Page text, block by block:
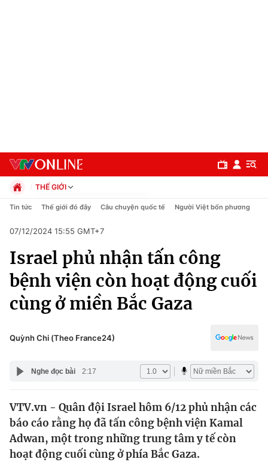
Chuyên mục
Chính trị
Xã hội
Pháp luật
Y tế
Thế giới
Tin tức
Thế giới đó đây
Kinh tế
THẾ GIỚI
Chính trị
Pháp luật
Kinh tế
Thể thao
Truyền hình
Văn hóa - Giải trí
Y tế
Công nghệ
Tin tức Thế giới đó đây Câu chuyện quốc tế Người Việt bốn phương
07/12/2024 15:55 GMT+7
Israel phủ nhận tấn công
bệnh viện còn hoạt động cuối
cùng ở miền Bắc Gaza
Quỳnh Chi (Theo France24)
Nghe đọc bài 2:17
VTV.vn - Quân đội Israel hôm 6/12 phủ nhận các
báo cáo rằng họ đã tấn công bệnh viện Kamal
Adwan, một trong những trung tâm y tế còn
hoạt động cuối cùng ở phía Bắc Gaza.